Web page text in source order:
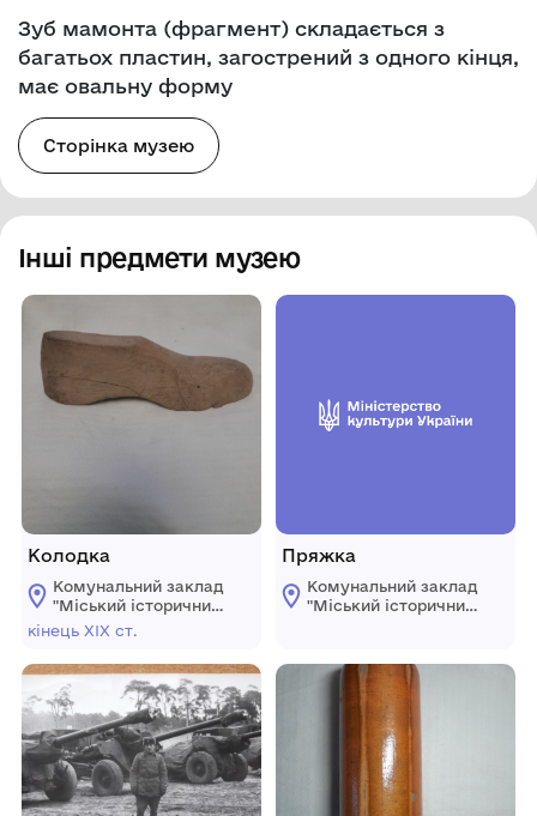
Зуб мамонта (фрагмент) складається з
багатьох пластин, загострений з одного кінця,
має овальну форму
Сторінка музею
Інші предмети музею
Колодка
Комунальний заклад
"Mіський історичний
музей" Жмеринської
міської ради
кінець ХІХ ст.
Пряжка
Комунальний заклад
"Mіський історичний